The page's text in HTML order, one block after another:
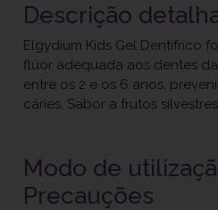
Descrição
Elgydium Kids Gel Dentífrico
flúor adequada aos dentes
entre os 2 e os 6 anos,
cáries. Sabor a frutos silvestres.
Modo de
Precauções